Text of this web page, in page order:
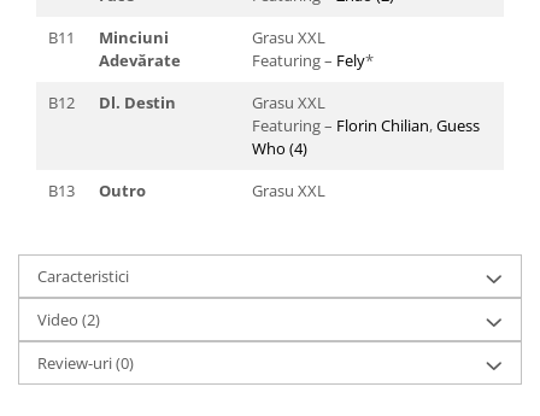
B11
Minciuni
Adevărate
Grasu XXL
Featuring – Fely*
B12
Dl. Destin
Grasu XXL
Featuring – Florin Chilian,Guess
Who (4)
B13
Outro Grasu XXL
Caracteristici
Video (2)
Review-uri(0)